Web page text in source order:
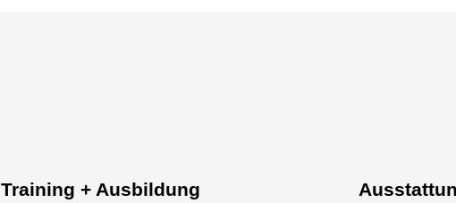
Training + Ausbildung